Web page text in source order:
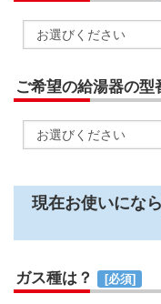
ご希望の給湯器の型
現在お使いにな
ガス種は？ [必須]